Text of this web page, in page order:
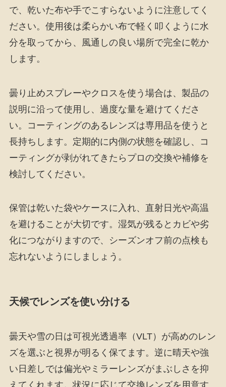
で、乾いた布や手でこすらないように注意してく
ださい。使用後は柔らかい布で軽く叩くように水
分を取ってから、風通しの良い場所で完全に乾か
します。
曇り止めスプレーやクロスを使う場合は、製品の
説明に沿って使用し、過度な量を避けてくださ
い。コーティングのあるレンズは専用品を使うと
長持ちします。定期的に内側の状態を確認し、コ
ーティングが剥がれてきたらプロの交換や補修を
検討してください。
保管は乾いた袋やケースに入れ、直射日光や高温
を避けることが大切です。湿気が残るとカビや劣
化につながりますので、シーズンオフ前の点検も
忘れないようにしましょう。
天候でレンズを使い分ける
曇天や雪の日は可視光透過率（VLT）が高めのレン
ズを選ぶと視界が明るく保てます。逆に晴天や強
い日差しでは偏光やミラーレンズがまぶしさを抑